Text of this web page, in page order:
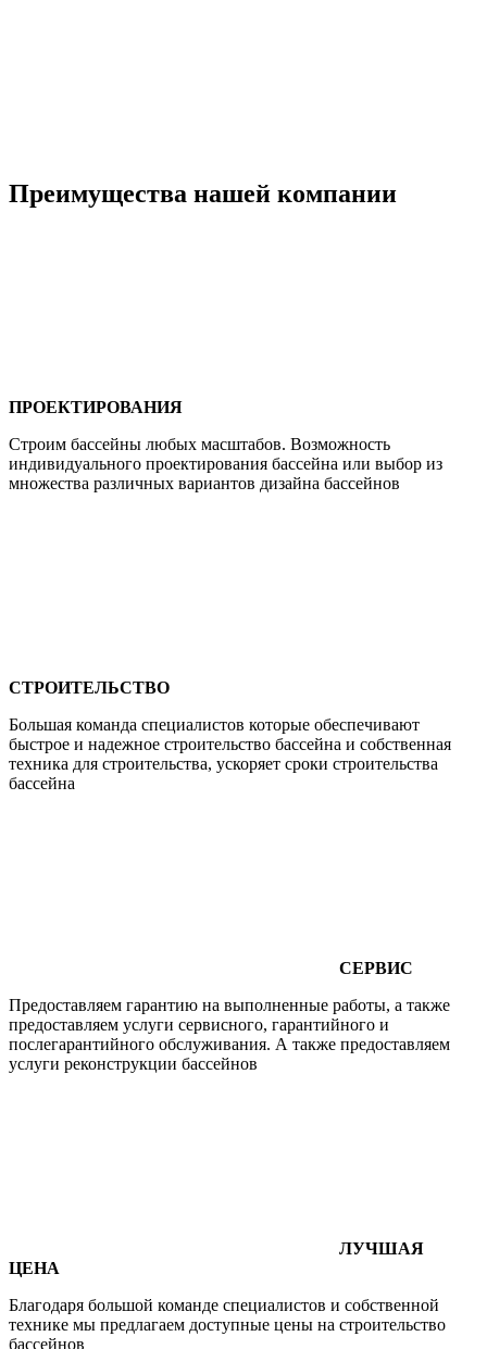
Преимущества нашей компании
ПРОЕКТИРОВАНИЯ
Строим бассейны любых масштабов. Возможность
индивидуального проектирования бассейна или выбор из
множества различных вариантов дизайна бассейнов
СТРОИТЕЛЬСТВО
Большая команда специалистов которые обеспечивают
быстрое и надежное строительство бассейна и собственная
техника для строительства, ускоряет сроки строительства
бассейна
СЕРВИС
Предоставляем гарантию на выполненные работы, а также
предоставляем услуги сервисного, гарантийного и
послегарантийного обслуживания. А также предоставляем
услуги реконструкции бассейнов
ЛУЧШАЯ
ЦЕНА
Благодаря большой команде специалистов и собственной
технике мы предлагаем доступные цены на строительство
бассейнов